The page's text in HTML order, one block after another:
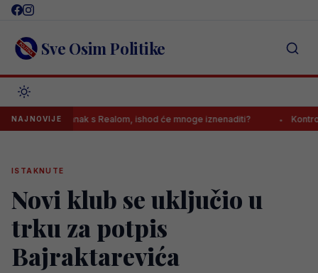
Skip
content Sve Osim Politike
NAJNOVIJE
sastanak s Realom, ishod će mnoge iznenaditi? Kontroverzni
ISTAKNUTE
Novi klub se uključio u
trku za potpis
Bajraktarevića